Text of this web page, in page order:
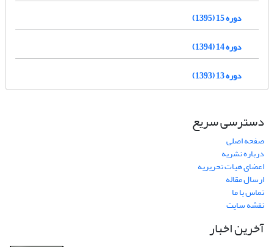
دوره 15 (1395)
دوره 14 (1394)
دوره 13 (1393)
دسترسی سریع
صفحه اصلی
درباره نشریه
اعضای هیات تحریریه
ارسال مقاله
تماس با ما
نقشه سایت
آخرین اخبار